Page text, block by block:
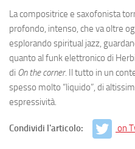
La compositrice e saxofonista
profondo, intenso, che va oltre
esplorando spiritual jazz,
quanto al funk elettronico di
di On the corner. Il tutto in un
spesso molto “liquido”, di
espressività.
Condividi l'articolo: on